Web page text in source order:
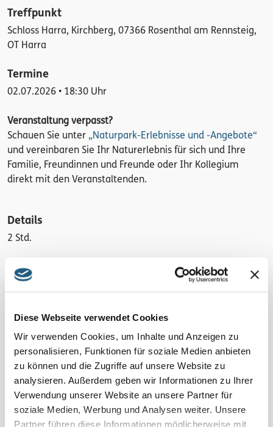
Diese Webseite verwendet Cookies
Wir verwenden Cookies, um Inhalte und Anzeigen zu
personalisieren, Funktionen für soziale Medien anbieten
zu können und die Zugriffe auf unsere Website zu
analysieren. Außerdem geben wir Informationen zu Ihrer
Verwendung unserer Website an unsere Partner für
soziale Medien, Werbung und Analysen weiter. Unsere
Partner führen diese Informationen möglicherweise mit
Treffpunkt
Schloss Harra, Kirchberg, 07366 Rosenthal am Rennsteig,
OT Harra
Termine
02.07.2026 • 18:30 Uhr
Veranstaltung verpasst?
Schauen Sie unter „Naturpark-Erlebnisse und -Angebote“
und vereinbaren Sie Ihr Naturerlebnis für sich und Ihre
Familie, Freundinnen und Freunde oder Ihr Kollegium
direkt mit den Veranstaltenden.
Details
2 Std.
Region
Blaues Band und Thüringer Meer
Kosten pro Person
15 € inkl. Skript
Anmeldung
Ja, wichtig! Bitte melden Sie sich bei den Veranstaltenden
an! Hier erfahren Sie auch mögliche Änderungen. Ohne
Anmeldungen finden einzelne Veranstaltungen nicht statt.